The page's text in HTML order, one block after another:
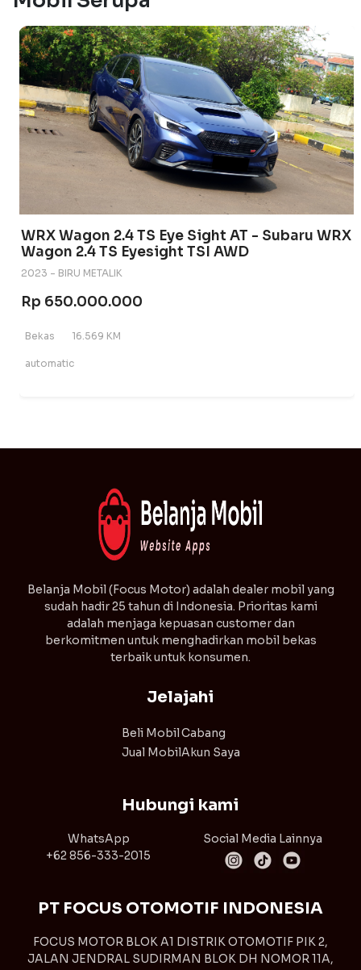
WRX Wagon 2.4 TS Eye Sight AT - Subaru WRX
Wagon 2.4 TS Eyesight TSI AWD
2023 - BIRU METALIK
Rp 650.000.000
Bekas 16.569 KM
automatic
⁠Belanja Mobil (Focus Motor) adalah dealer mobil yang
sudah hadir 25 tahun di Indonesia. Prioritas kami
adalah menjaga kepuasan customer dan
berkomitmen untuk menghadirkan mobil bekas
terbaik untuk konsumen.
Jelajahi
Beli Mobil
Jual Mobil
Cabang
Akun Saya
Hubungi kami
WhatsApp
+62 856-333-2015
Social Media Lainnya
PT FOCUS OTOMOTIF INDONESIA
FOCUS MOTOR BLOK A1 DISTRIK OTOMOTIF PIK 2,
JALAN JENDRAL SUDIRMAN BLOK DH NOMOR 11A,